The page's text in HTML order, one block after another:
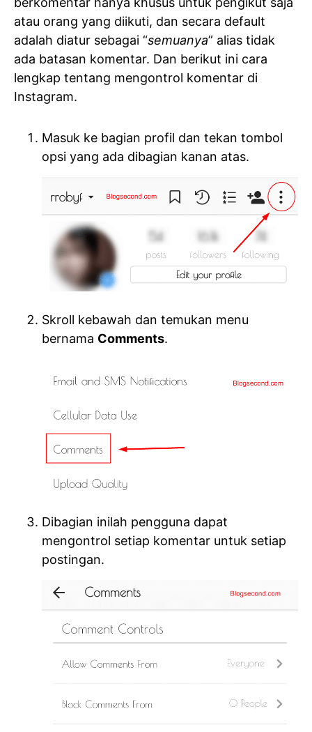
atau orang yang diikuti, dan secara default
adalah diatur sebagai “semuanya” alias tidak
ada batasan komentar. Dan berikut ini cara
lengkap tentang mengontrol komentar di
Instagram.
Masuk ke bagian profil dan tekan tombol
opsi yang ada dibagian kanan atas.
Skroll kebawah dan temukan menu
bernama Comments.
Dibagian inilah pengguna dapat
mengontrol setiap komentar untuk setiap
postingan.